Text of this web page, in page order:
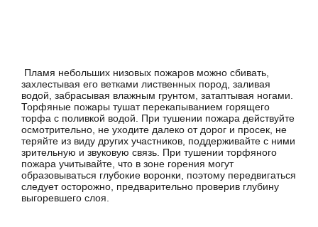
Пламя небольших низовых пожаров можно сбивать,
захлестывая его ветками лиственных пород, заливая
водой, забрасывая влажным грунтом, затаптывая ногами.
Торфяные пожары тушат перекапыванием горящего
торфа с поливкой водой. При тушении пожара действуйте
осмотрительно, не уходите далеко от дорог и просек, не
теряйте из виду других участников, поддерживайте с ними
зрительную и звуковую связь. При тушении торфяного
пожара учитывайте, что в зоне горения могут
образовываться глубокие воронки, поэтому передвигаться
следует осторожно, предварительно проверив глубину
выгоревшего слоя.